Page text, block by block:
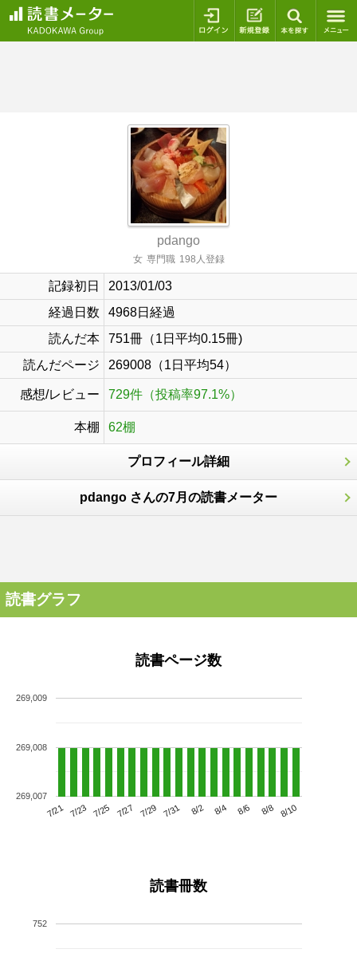
ログイン 新規登録
pdango
女 専門職 198人登録
記録初日
2013/01/03
経過日数
4968日経過
読んだ本
751冊（1日平均0.15冊)
読んだページ
269008（1日平均54）
感想/レビュー 729件（投稿率97.1%）
本棚 62棚
プロフィール詳細
pdango さんの7月の読書メーター
読書グラフ
読書ページ数
7/21 7/23 7/25 7/27 7/29 7/31 8/2 8/4 8/6 8/8 8/10
269,007
269,008
269,009
読書冊数
752